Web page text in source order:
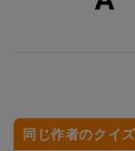
同じ作者のクイズ